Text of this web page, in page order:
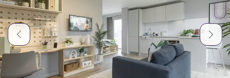
Més Español
Català Deutsch
Italian French